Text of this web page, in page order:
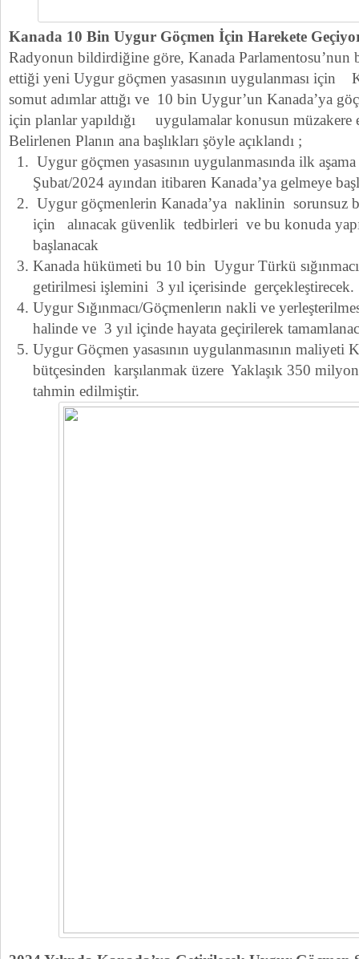
Kanada 10 Bin Uygur Göçmen İçin Harekete
Radyonun bildirdiğine göre, Kanada Parlamentosu’nun
ettiği yeni Uygur göçmen yasasının uygulanması için
somut adımlar attığı ve 10 bin Uygur’un Kanada’ya
için planlar yapıldığı uygulamalar konusun
Belirlenen Planın ana başlıkları şöyle açıklandı ;
Uygur göçmen yasasının uygulanmasında ilk
Şubat/2024 ayından itibaren Kanada’ya gelmeye
Uygur göçmenlerin Kanada’ya naklinin sorunsuz
için alınacak güvenlik tedbirleri ve bu konuda
başlanacak
Kanada hükümeti bu 10 bin Uygur Türkü
getirilmesi işlemini 3 yıl içerisinde gerçekleştirecek.
Uygur Sığınmacı/Göçmenlerın nakli ve
halinde ve 3 yıl içinde hayata geçirilerek
Uygur Göçmen yasasının uygulanmasının maliyeti
bütçesinden karşılanmak üzere Yaklaşık 350
tahmin edilmiştir.